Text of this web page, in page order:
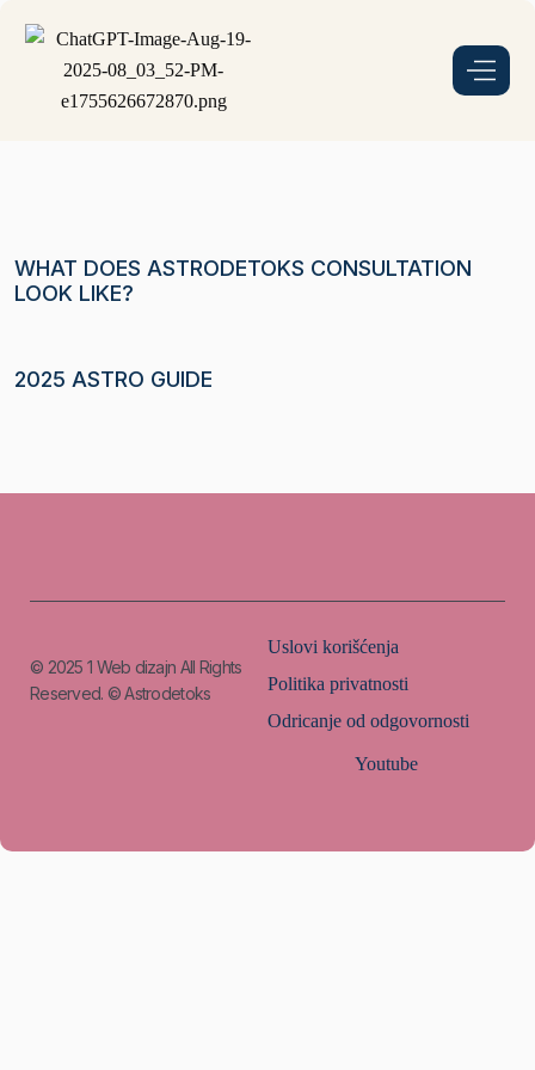
WHAT DOES ASTRODETOKS CONSULTATION
LOOK LIKE?
2025 ASTRO GUIDE
© 2025 1 Web dizajn All Rights
Reserved. © Astrodetoks
Uslovi korišćenja
Politika privatnosti
Odricanje od odgovornosti
Youtube